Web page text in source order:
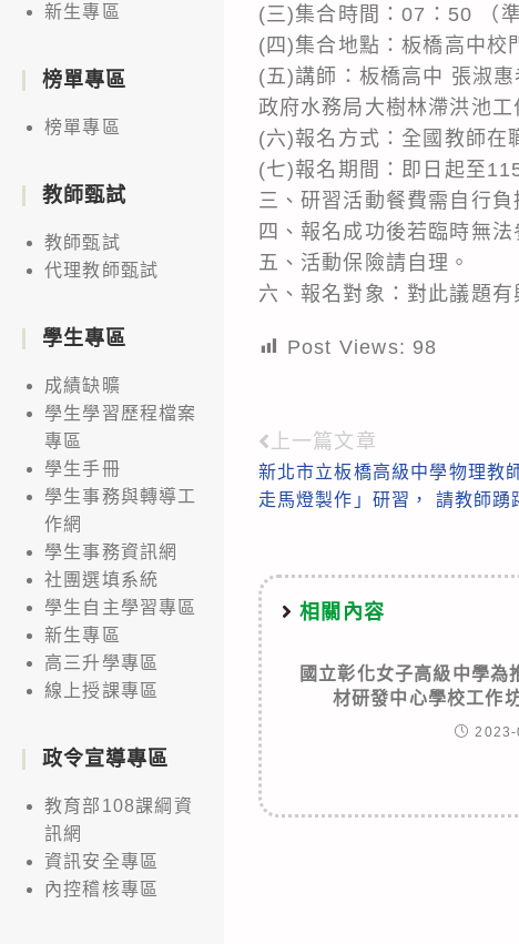
(三)集合時間：07：50 （
(四)集合地點：板橋高中校
(五)講師：板橋高中 張淑
政府水務局大樹林滯洪池工
(六)報名方式：全國教師在
(七)報名期間：即日起至
三、研習活動餐費需自行
四、報名成功後若臨時無
五、活動保險請自理。
六、報名對象：對此議題
Post Views: 98
Read
more
上一篇文章
新北市立板橋高級中學物理教
走馬燈製作」研習， 請教師踴
相關內容
國立彰化女子高級中學為
材研發中心學校工作
2023-
新生專區
榜單專區
榜單專區
教師甄試
教師甄試
代理教師甄試
學生專區
成績缺曠
學生學習歷程檔案
專區
學生手冊
學生事務與轉導工
作網
學生事務資訊網
社團選填系統
學生自主學習專區
新生專區
高三升學專區
線上授課專區
政令宣導專區
教育部108課綱資
訊網
資訊安全專區
內控稽核專區